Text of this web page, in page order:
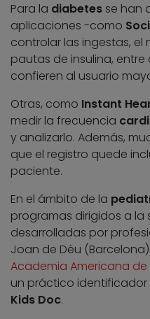
Para la diabetes se han
aplicaciones -como
controlar las ingestas, el
pautas de insulina,
confieren al usuario
Otras, como Instant
medir la frecuencia
y analizarlo. Además,
que el registro quede
paciente.
En el ámbito de la
programas dirigidos a la
desarrolladas por
Joan de Déu
Academia Americana de
un práctico
Kids Doc.